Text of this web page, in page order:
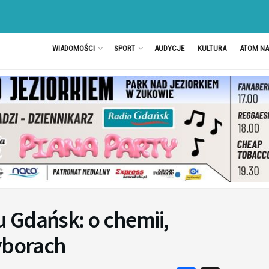
WIADOMOŚCI SPORT AUDYCJE KULTURA ATOM
Gdańsk: o chemii,